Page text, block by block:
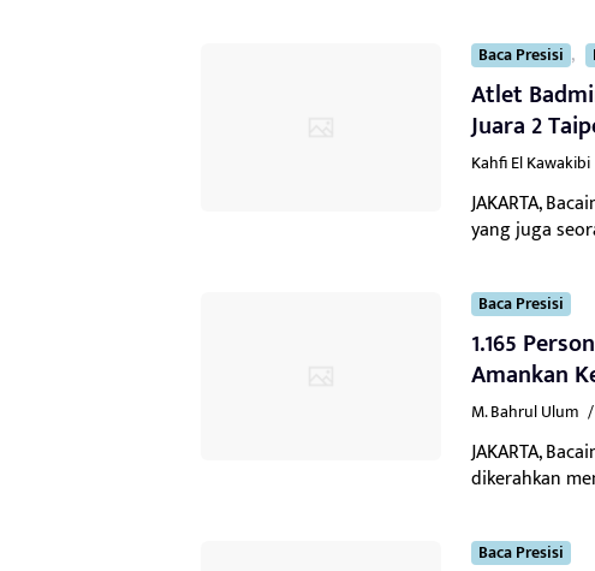
Baca Presisi ,
Atlet
Juara 2
Kahfi El Kawakibi
JAKARTA,
yang juga
Baca Presisi
1.165
Amankan
M. Bahrul Ulum /
JAKARTA,
dikerahkan
Baca Presisi